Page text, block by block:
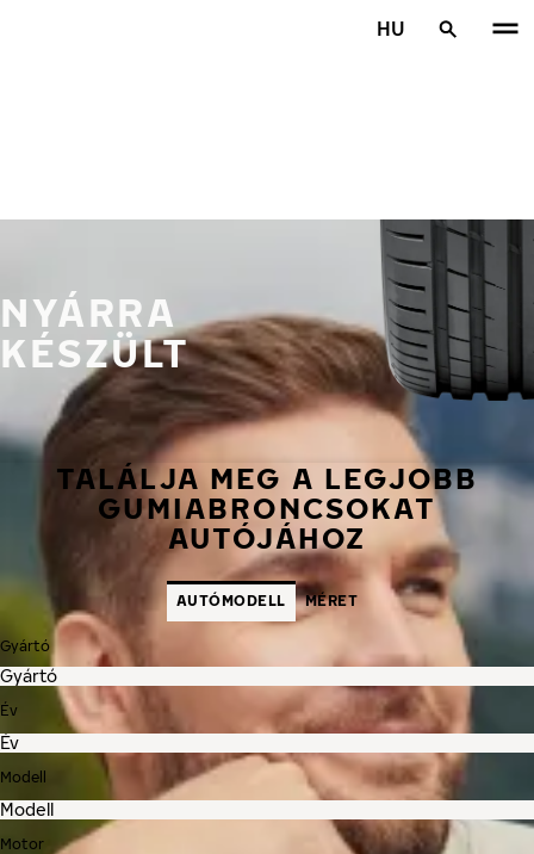
HU
NYÁRRA
KÉSZÜLT
TALÁLJA MEG A LEGJOBB
GUMIABRONCSOKAT
AUTÓJÁHOZ
AUTÓMODELL MÉRET
Gyártó
Év
Modell
Motor